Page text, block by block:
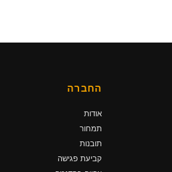
החברה
אודות
תמחור
תובנות
קביעת פגישה